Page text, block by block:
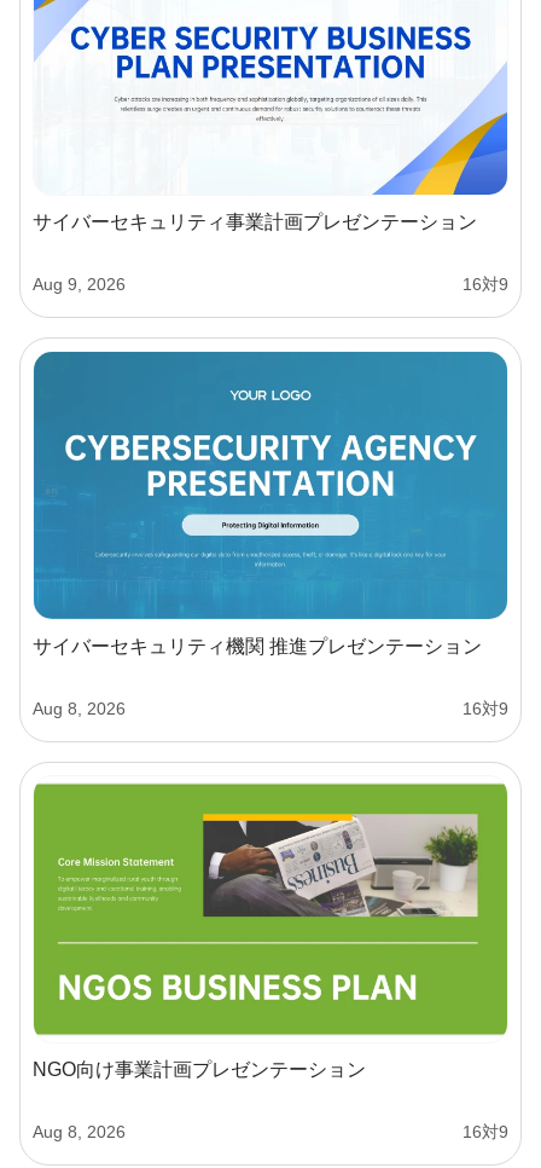
サイバーセキュリティ事業計画プレゼンテーション
Aug 9, 2026 16対9
サイバーセキュリティ機関 推進プレゼンテーション
Aug 8, 2026 16対9
NGO向け事業計画プレゼンテーション
Aug 8, 2026 16対9